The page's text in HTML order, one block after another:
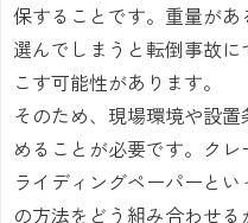
保することです。重量が
選んでしまうと転倒事故
こす可能性があります。
そのため、現場環境や設
めることが必要です。ク
ライディングペーパーと
の方法をどう組み合わせ